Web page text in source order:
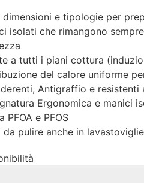
dimensioni e tipologie per
isolati che rimangono
a tutti i piani cottura
del calore uniforme
Antigraffio e resistenti
Ergonomica e manici
PFOA e PFOS
da pulire anche in lavastoviglie